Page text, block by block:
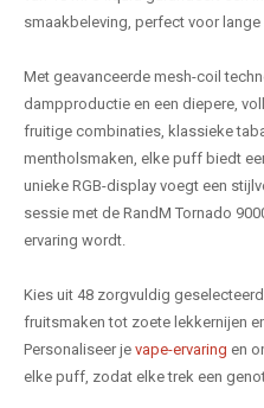
smaakbeleving, perfect voor
Met geavanceerde mesh-coil
dampproductie en een diepere,
fruitige combinaties, klassieke
mentholsmaken, elke puff biedt
unieke RGB-display voegt een
sessie met de RandM Tornado
ervaring wordt.
Kies uit 48 zorgvuldig
fruitsmaken tot zoete lekkernijen
Personaliseer je vape-ervaring en
elke puff, zodat elke trek een